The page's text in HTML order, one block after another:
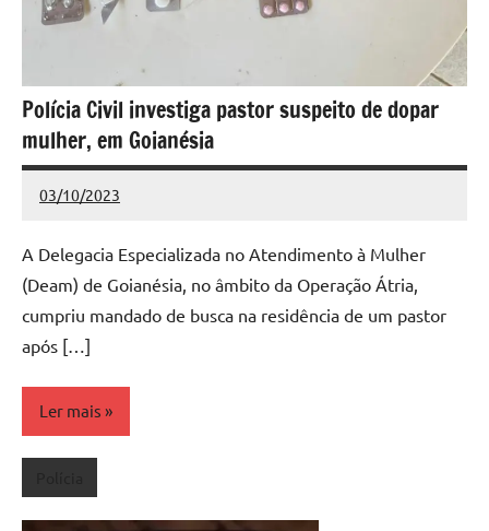
Polícia Civil investiga pastor suspeito de dopar
mulher, em Goianésia
03/10/2023
Redação
Nenhum
A Delegacia Especializada no Atendimento à Mulher
(Deam) de Goianésia, no âmbito da Operação Átria,
cumpriu mandado de busca na residência de um pastor
após […]
Ler mais